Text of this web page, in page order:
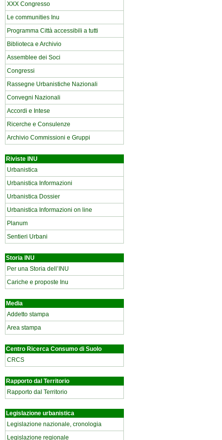
XXX Congresso
Le communities Inu
Programma Città accessibili a tutti
Biblioteca e Archivio
Assemblee dei Soci
Congressi
Rassegne Urbanistiche Nazionali
Convegni Nazionali
Accordi e Intese
Ricerche e Consulenze
Archivio Commissioni e Gruppi
Riviste INU
Urbanistica
Urbanistica Informazioni
Urbanistica Dossier
Urbanistica Informazioni on line
Planum
Sentieri Urbani
Storia INU
Per una Storia dell’INU
Cariche e proposte Inu
Media
Addetto stampa
Area stampa
Centro Ricerca Consumo di Suolo
CRCS
Rapporto dal Territorio
Rapporto dal Territorio
Legislazione urbanistica
Legislazione nazionale, cronologia
Legislazione regionale